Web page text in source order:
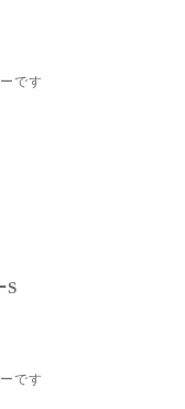
です
S
です